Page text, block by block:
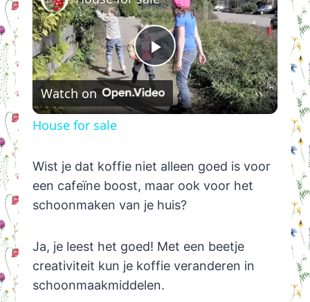
Play
Video
Watch on
House for sale
Wist je dat koffie niet alleen goed is voor
een cafeïne boost, maar ook voor het
schoonmaken van je huis?
Ja, je leest het goed! Met een beetje
creativiteit kun je koffie veranderen in
schoonmaakmiddelen.